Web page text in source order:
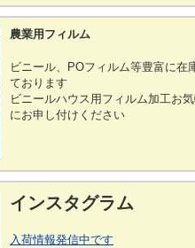
農業用フィルム
ビニール、POフィルム等豊富に在
ております
ビニールハウス用フィルム加工お
にお申し付けください
インスタグラム
入荷情報発信中です